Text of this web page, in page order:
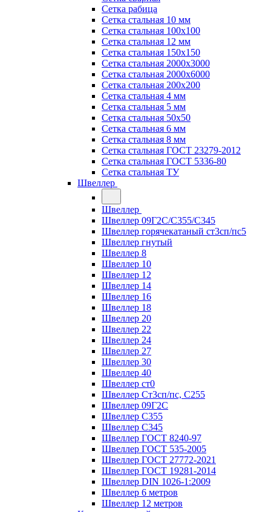
Сетка рабица
Сетка стальная 10 мм
Сетка стальная 100х100
Сетка стальная 12 мм
Сетка стальная 150х150
Сетка стальная 2000х3000
Сетка стальная 2000х6000
Сетка стальная 200х200
Сетка стальная 4 мм
Сетка стальная 5 мм
Сетка стальная 50х50
Сетка стальная 6 мм
Сетка стальная 8 мм
Сетка стальная ГОСТ 23279-2012
Сетка стальная ГОСТ 5336-80
Сетка стальная ТУ
Швеллер
Швеллер
Швеллер 09Г2С/С355/С345
Швеллер горячекатаный ст3сп/пс5
Швеллер гнутый
Швеллер 8
Швеллер 10
Швеллер 12
Швеллер 14
Швеллер 16
Швеллер 18
Швеллер 20
Швеллер 22
Швеллер 24
Швеллер 27
Швеллер 30
Швеллер 40
Швеллер ст0
Швеллер Ст3сп/пс, С255
Швеллер 09Г2С
Швеллер С355
Швеллер С345
Швеллер ГОСТ 8240-97
Швеллер ГОСТ 535-2005
Швеллер ГОСТ 27772-2021
Швеллер ГОСТ 19281-2014
Швеллер DIN 1026-1:2009
Швеллер 6 метров
Швеллер 12 метров